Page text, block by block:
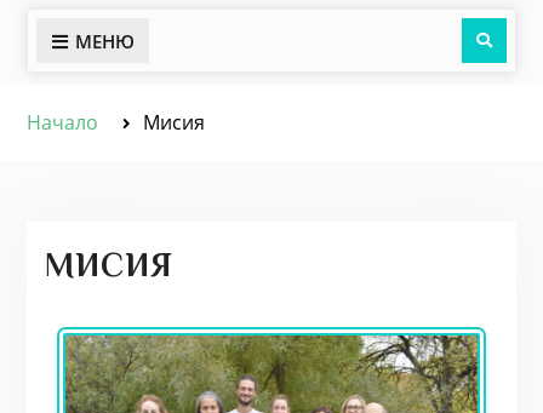
МЕНЮ
Начало Мисия
МИСИЯ